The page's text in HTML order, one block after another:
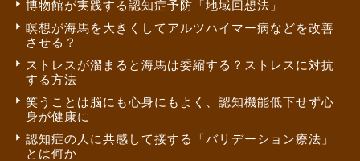
博物館が実践する認知症予防「地域回想法」
瞑想が海馬を大きくしてアルツハイマー病などを改善
させる？
ストレスが溜まると海馬は委縮する？ストレスに対抗
する方法
笑うことは脳にも心身にもよく、認知機能低下せず心
身が健康に
認知症の人に共感して接する「バリデーション療法」
とは何か